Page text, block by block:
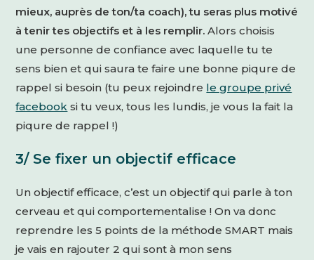
mieux, auprès de ton/ta coach), tu seras plus motivé
à tenir tes objectifs et à les remplir.Alors choisis
une personne de confiance avec laquelle tu te
sens bien et qui saura te faire une bonne piqure de
rappel si besoin (tu peux rejoindre le groupe privé
facebook si tu veux, tous les lundis, je vous la fait la
piqure de rappel !)
3/ Se fixer un objectif efficace
Un objectif efficace, c’est un objectif qui parle à ton
cerveau et qui comportementalise ! On va donc
reprendre les 5 points de la méthode SMART mais
je vais en rajouter 2 qui sont à mon sens